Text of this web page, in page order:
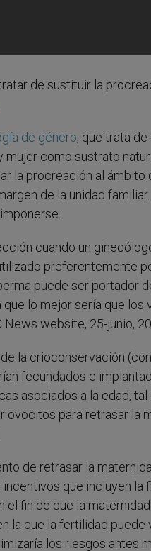
de sustituir la
de género, que trata
como sustrato
la procreación al
de la unidad
cuando un
preferentemente
puede ser portador
lo mejor sería que
website, 25-junio,
la crioconservación
fecundados e
asociados a la edad,
ovocitos para retrasar la
de retrasar la
que incluyen la
fin de que la
la que la fertilidad
los riesgos antes